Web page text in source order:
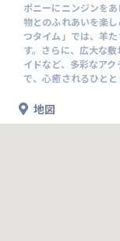
ポニーにニンジンを
物とのふれあいを楽
つタイム」では、羊
す。さらに、広大な
イドなど、多彩なア
で、心癒されるひとと
地図